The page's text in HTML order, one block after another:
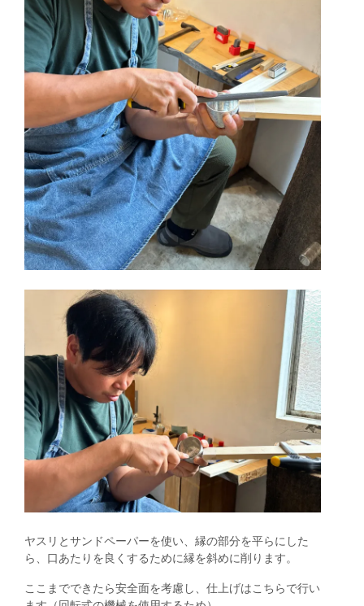
ヤスリとサンドペーパーを使い、縁の部分を平らにした
ら、口あたりを良くするために縁を斜めに削ります。
ここまでできたら安全面を考慮し、仕上げはこちらで行い